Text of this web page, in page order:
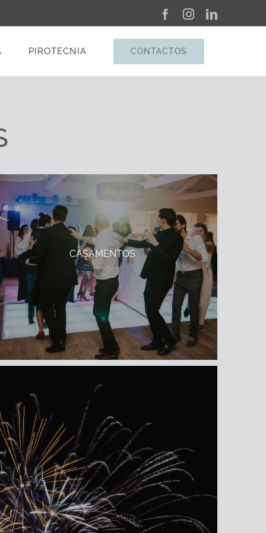
Facebook
InstagramLinkedIn
PIROTECNIA CONTACTOS
CASAMENTOS